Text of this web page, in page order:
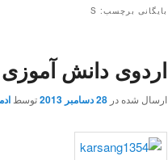
بایگانی برچسب: S
اردوی دانش آموزی
ارسال شده در 28 دسامبر 2013 توسط